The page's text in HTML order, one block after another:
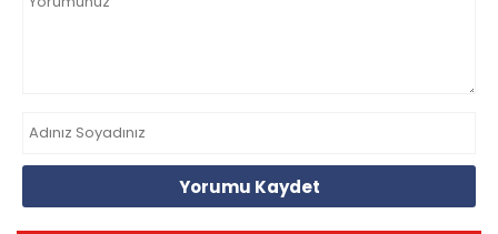
Yorumu Kaydet